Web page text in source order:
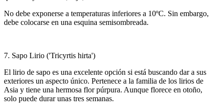
No debe exponerse a temperaturas inferiores a 10ºC. Sin embargo,
debe colocarse en una esquina semisombreada.
7. Sapo Lirio ('Tricyrtis hirta')
El lirio de sapo es una excelente opción si está buscando dar a sus
exteriores un aspecto único. Pertenece a la familia de los lirios de
Asia y tiene una hermosa flor púrpura. Aunque florece en otoño,
solo puede durar unas tres semanas.